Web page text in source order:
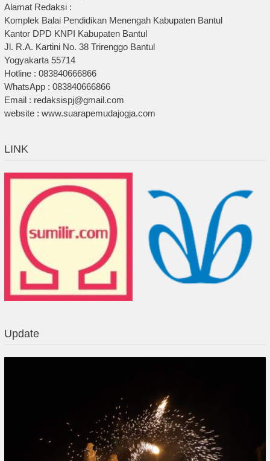
Alamat Redaksi :
Komplek Balai Pendidikan Menengah Kabupaten Bantul
Kantor DPD KNPI Kabupaten Bantul
Jl. R.A. Kartini No. 38 Trirenggo Bantul
Yogyakarta 55714
Hotline : 083840666866
WhatsApp : 083840666866
Email : redaksispj@gmail.com
website : www.suarapemudajogja.com
LINK
Update